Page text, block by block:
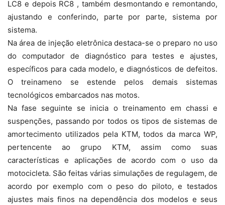
LC8 e depois RC8 , também desmontando e remontando,
ajustando e conferindo, parte por parte, sistema por
sistema.
Na área de injeção eletrônica destaca-se o preparo no uso
do computador de diagnóstico para testes e ajustes,
específicos para cada modelo, e diagnósticos de defeitos.
O treinameno se estende pelos demais sistemas
tecnológicos embarcados nas motos.
Na fase seguinte se inicia o treinamento em chassi e
suspenções, passando por todos os tipos de sistemas de
amortecimento utilizados pela KTM, todos da marca WP,
pertencente ao grupo KTM, assim como suas
características e aplicações de acordo com o uso da
motocicleta. São feitas várias simulações de regulagem, de
acordo por exemplo com o peso do piloto, e testados
ajustes mais finos na dependência dos modelos e seus